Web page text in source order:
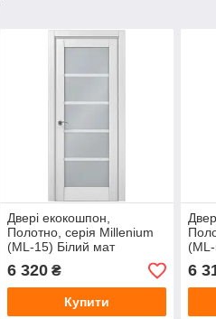
Двері екокошпон,
Полотно, серія Millenium
(ML-15) Білий мат
6 320₴
Купити
6